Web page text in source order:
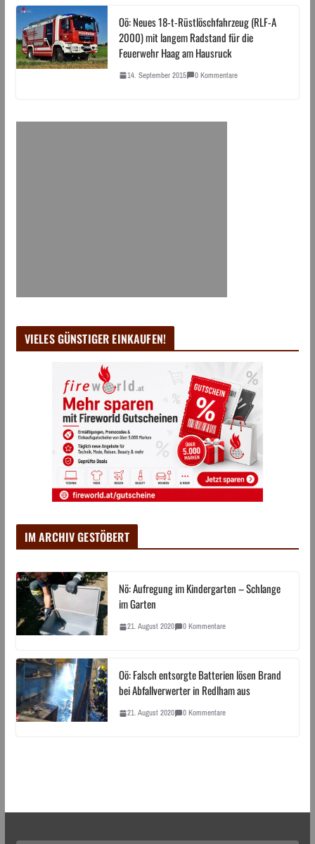
Oö: Neues 18-t-Rüstlöschfahrzeug (RLF-A
2000) mit langem Radstand für die
Feuerwehr Haag am Hausruck
14. September 2015 0 Kommentare
VIELES GÜNSTIGER EINKAUFEN!
IM ARCHIV GESTÖBERT
Nö: Aufregung im Kindergarten – Schlange
im Garten
21. August 2020 0 Kommentare
Oö: Falsch entsorgte Batterien lösen Brand
bei Abfallverwerter in Redlham aus
21. August 2020 0 Kommentare